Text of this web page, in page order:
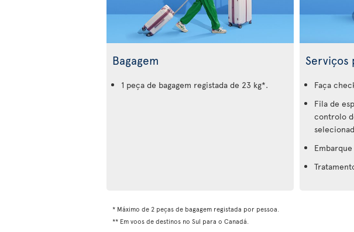
Bagagem
1 peça de bagagem registada de 23 kg*.
Faça
Fila de
controlo
* Máximo de 2 peças de bagagem registada por pessoa.
** Em voos de destinos no Sul para o Canadá.